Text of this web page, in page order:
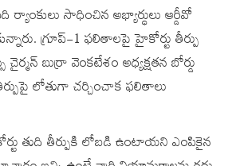
సాధించిన అభ్యార్ధులు ఆర్డీవో
గ్రూప్-1 ఫలితాలపై హైకోర్టు తీర్పు
బుర్రా వెంకటేశం అధ్యక్షతన బోర్డు
లోతుగా చర్చించాక ఫలితాలు
తుది తీర్పుకి లోబడి ఉంటాయని ఎంపికైన